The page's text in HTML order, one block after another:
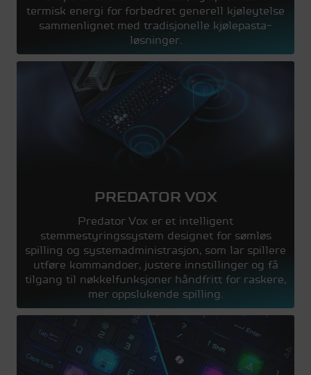
termisk energi for forbedret generell kjøleytelse
sammenlignet med tradisjonelle kjølepasta-
løsninger.
PREDATOR VOX
Predator Vox er et intelligent
stemmestyringssystem designet for sømløs
spilling og systemadministrasjon, som lar spillere
utføre kommandoer, justere innstillinger og få
tilgang til nøkkelfunksjoner håndfritt for raskere,
mer oppslukende spilling.